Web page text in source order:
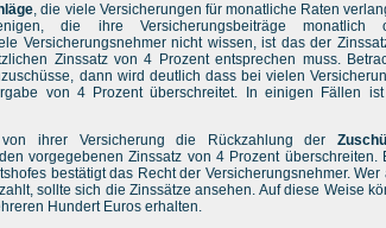
, die viele Versicherungen für monatliche Raten
die ihre Versicherungsbeiträge monatlich
Versicherungsnehmer nicht wissen, ist das der
Zinssatz von 4 Prozent entsprechen muss.
dann wird deutlich dass bei vielen
von 4 Prozent überschreitet. In einigen Fällen
von ihrer Versicherung die Rückzahlung der
vorgegebenen Zinssatz von 4 Prozent überschreiten.
bestätigt das Recht der Versicherungsnehmer. Wer
sollte sich die Zinssätze ansehen. Auf diese Weise
Hundert Euros erhalten.